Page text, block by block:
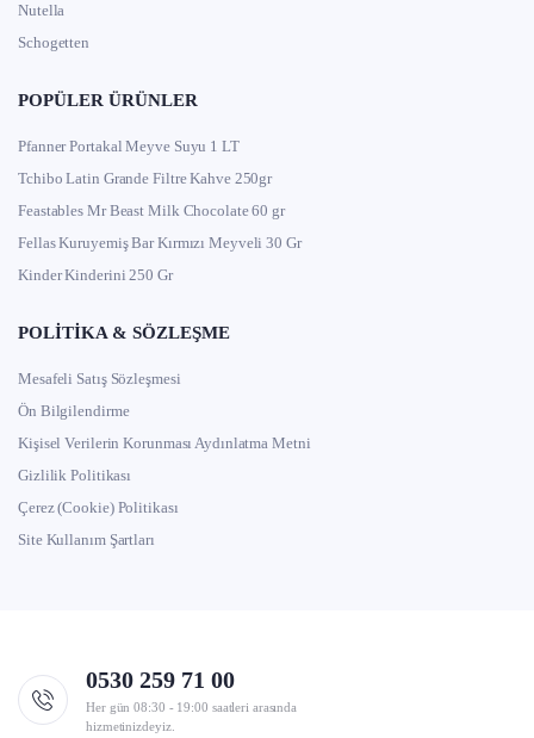
Nutella
Schogetten
POPÜLER ÜRÜNLER
Pfanner Portakal Meyve Suyu 1 LT
Tchibo Latin Grande Filtre Kahve 250gr
Feastables Mr Beast Milk Chocolate 60 gr
Fellas Kuruyemiş Bar Kırmızı Meyveli 30 Gr
Kinder Kinderini 250 Gr
POLITIKA & SÖZLEŞME
Mesafeli Satış Sözleşmesi
Ön Bilgilendirme
Kişisel Verilerin Korunması Aydınlatma Metni
Gizlilik Politikası
Çerez (Cookie) Politikası
Site Kullanım Şartları
0530 259 71 00
Her gün 08:30 - 19:00 saatleri arasında
hizmetinizdeyiz.